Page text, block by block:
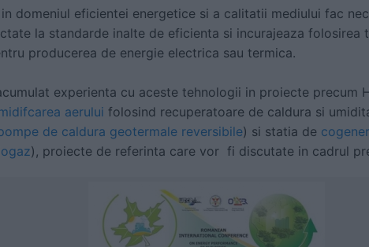
domeniul eficientei energetice si a calitatii mediului fac
la standarde inalte de eficienta si incurajeaza folosirea
producerea de energie electrica sau termica.
experienta cu aceste tehnologii in proiecte precum
aerului folosind recuperatoare de caldura si
de caldura geotermale reversibile) si statia de
), proiecte de referinta care vor fi discutate in cadrul